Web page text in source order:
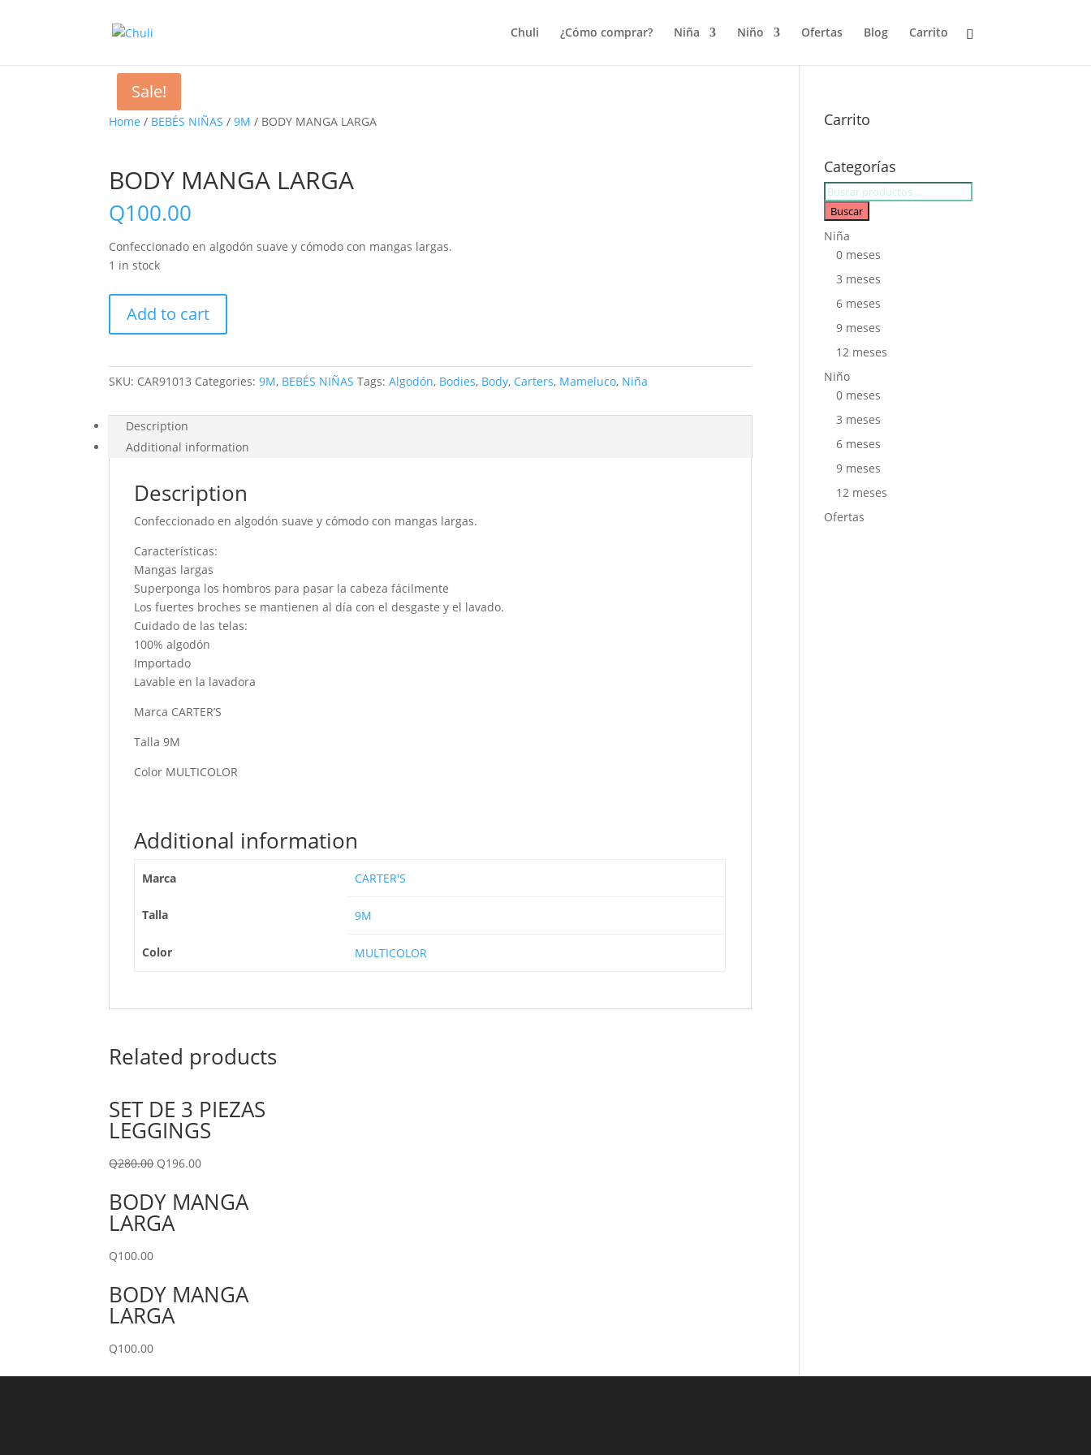
Chuli ¿Cómo comprar? Niña Niño Ofertas Blog Carrito
Home / BEBÉS NIÑAS /9M / BODY MANGA LARGA
BODY MANGA LARGA
Q100.00
Confeccionado en algodón suave y cómodo con mangas largas.
1 in stock
MANGA
LARGA
Add to cart
SKU: CAR91013 Categories:9M, BEBÉS NIÑAS Tags:Algodón, Bodies, Body, Carters, Mameluco, Niña
Description
Additional information
Description
Confeccionado en algodón suave y cómodo con mangas largas.
Características:
Mangas largas
Superponga los hombros para pasar la cabeza fácilmente
Los fuertes broches se mantienen al día con el desgaste y el lavado.
Cuidado de las telas:
100% algodón
Importado
Lavable en la lavadora
Marca CARTER’S
Talla 9M
Color MULTICOLOR
Additional information
Marca CARTER'S
Talla 9M
Color MULTICOLOR
Related products
Sale!
SET DE 3 PIEZAS
LEGGINGS
Q280.00 Q196.00
BODY MANGA
LARGA
Q100.00
BODY MANGA
LARGA
Q100.00
Carrito
Categorías
Búsqueda
de
productos
Buscar
Niña
0 meses
3 meses
6 meses
9 meses
12 meses
Niño
0 meses
3 meses
6 meses
9 meses
12 meses
Ofertas